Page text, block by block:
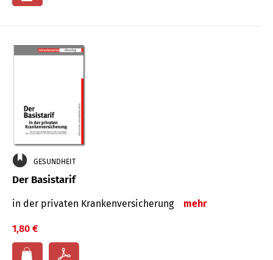
GESUNDHEIT
Der Basistarif
in der privaten Kran­ken­ver­siche­rung mehr
1,80 €